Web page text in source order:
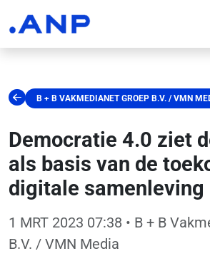
B + B VAKMEDIANET GROEP B.V. / VMN
Democratie 4.0 ziet
als basis van de
digitale samenleving
1 MRT 2023 07:38 • B + B
B.V. / VMN Media